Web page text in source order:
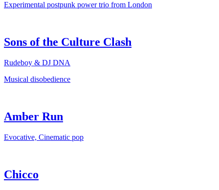
Experimental postpunk power trio from London
Sons of the Culture Clash
Rudeboy & DJ DNA
Musical disobedience
Amber Run
Evocative, Cinematic pop
Chicco